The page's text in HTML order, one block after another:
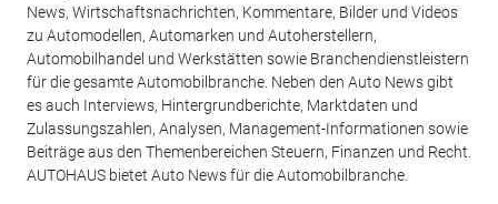
News, Wirtschaftsnachrichten, Kommentare, Bilder und Videos
zu Automodellen, Automarken und Autoherstellern,
Automobilhandel und Werkstätten sowie Branchendienstleistern
für die gesamte Automobilbranche. Neben den Auto News gibt
es auch Interviews, Hintergrundberichte, Marktdaten und
Zulassungszahlen, Analysen, Management-Informationen sowie
Beiträge aus den Themenbereichen Steuern, Finanzen und Recht.
AUTOHAUS bietet Auto News für die Automobilbranche.